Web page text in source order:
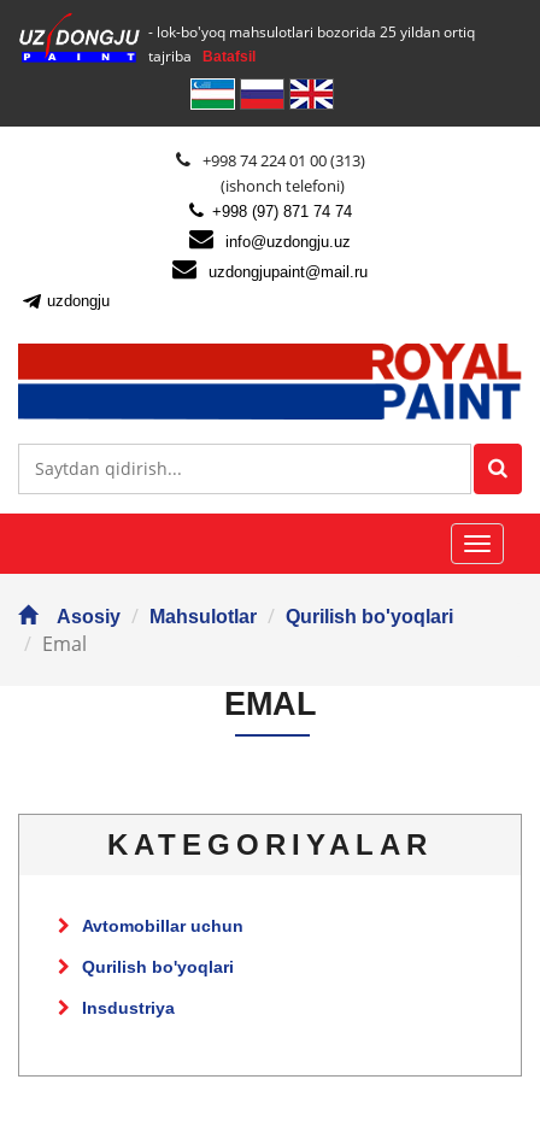
- lok-bo'yoq mahsulotlari bozorida 25 yildan ortiq
tajriba
Batafsil
+998 74 224 01 00 (313)
(ishonch telefoni)
+998 (97) 871 74 74
info@uzdongju.uz
uzdongjupaint@mail.ru
uzdongju
Asosiy Mahsulotlar Qurilish bo'yoqlari
Emal
EMAL
KATEGORIYALAR
Avtomobillar uchun
Qurilish bo'yoqlari
Insdustriya